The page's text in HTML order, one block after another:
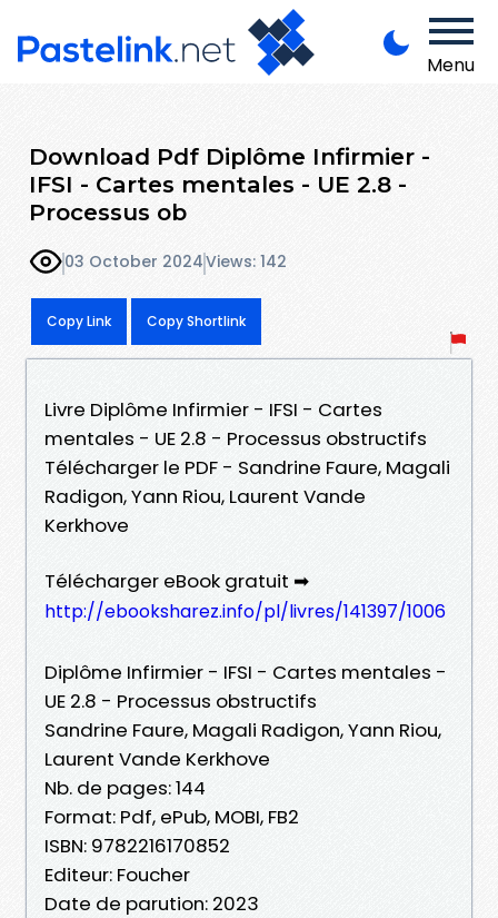
Menu
Download Pdf Diplôme Infirmier -
IFSI - Cartes mentales - UE 2.8 -
Processus ob
03 October 2024Views: 142
Copy Link Copy Shortlink
Livre Diplôme Infirmier - IFSI - Cartes
mentales - UE 2.8 - Processus obstructifs
Télécharger le PDF - Sandrine Faure, Magali
Radigon, Yann Riou, Laurent Vande
Kerkhove
Télécharger eBook gratuit ➡
http://ebooksharez.info/pl/livres/141397/1006
Diplôme Infirmier - IFSI - Cartes mentales -
UE 2.8 - Processus obstructifs
Sandrine Faure, Magali Radigon, Yann Riou,
Laurent Vande Kerkhove
Nb. de pages: 144
Format: Pdf, ePub, MOBI, FB2
ISBN: 9782216170852
Editeur: Foucher
Date de parution: 2023